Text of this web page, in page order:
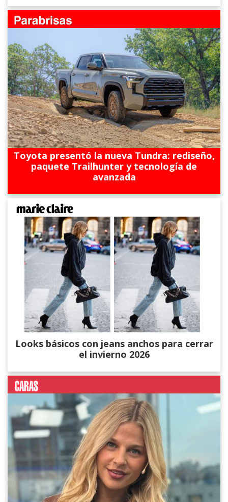
Toyota presentó la nueva Tundra: rediseño,
paquete Trailhunter y tecnología de
avanzada
Looks básicos con jeans anchos para cerrar
el invierno 2026